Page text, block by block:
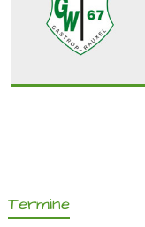
Termine